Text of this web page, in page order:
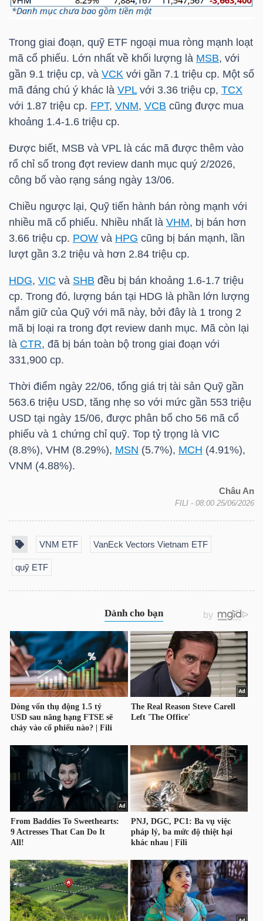
Trong giai đoạn, quỹ ETF ngoại mua ròng mạnh loạt
mã cổ phiếu. Lớn nhất về khối lượng là MSB, với
gần 9.1 triệu cp, và VCK với gần 7.1 triệu cp. Một số
mã đáng chú ý khác là VPLvới 3.36 triệu cp, TCX
với 1.87 triệu cp. FPT, VNM, VCB cũng được mua
khoảng 1.4-1.6 triệu cp.
Được biết, MSB và VPLlà các mã được thêm vào
rổ chỉ số trong đợt review danh mục quý 2/2026,
công bố vào rạng sáng ngày 13/06.
Chiều ngược lại, Quỹ tiến hành bán ròng mạnh với
nhiều mã cổ phiếu. Nhiều nhất là VHM, bị bán hơn
3.66 triệu cp. POW và HPG cũng bị bán mạnh, lần
lượt gần 3.2 triệu và hơn 2.84 triệu cp.
HDG, VIC và SHB đều bị bán khoảng 1.6-1.7 triệu
cp. Trong đó, lượng bán tại HDG là phần lớn lượng
nắm giữ của Quỹ với mã này, bởi đây là 1 trong 2
mã bị loại ra trong đợt review danh mục. Mã còn lại
là CTR, đã bị bán toàn bộ trong giai đoạn với
331,900 cp.
Thời điểm ngày 22/06, tổng giá trị tài sản Quỹ gần
563.6 triệu USD, tăng nhẹ so với mức gần 553 triệu
USD tại ngày 15/06, được phân bổ cho 56 mã cổ
phiếu và 1 chứng chỉ quỹ. Top tỷ trọng là VIC
(8.8%), VHM (8.29%), MSN (5.7%), MCH (4.91%),
VNM (4.88%).
Châu An
FILI - 08:00 25/06/2026
VNM ETF VanEck Vectors Vietnam ETF
quỹ ETF
PHIẾU
PHÁI
SINH
TRÁI
CÔNG
ĐẦU
TƯ
DỮ
LIỆU
Ngành
(-)
NGUYÊN
VẬT
LIỆU
CÔNG
NGHIỆP
TIÊU
DÙNG
KHÔNG
THIẾT